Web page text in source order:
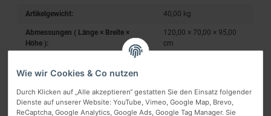
Artikelgewicht: 40,00 kg
Abmessungen ( Länge × Breite ×
Höhe ):
120,00 × 70,00 × 95,00
cm
Wie wir Cookies & Co nutzen
Durch Klicken auf „Alle akzeptieren“ gestatten Sie den Einsatz folgender
Dienste auf unserer Website: YouTube, Vimeo, Google Map, Brevo,
ReCaptcha, Google Analytics, Google Ads, Google Tag Manager. Sie